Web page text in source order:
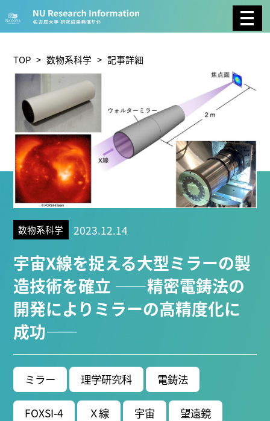
CATEGORY
環境学 生物学
複合領域
農学 化学 医歯薬学
工学 情報学 数物系科学
人文学
TAG
(177)
生命農学研究科 (116)
トランスフォーマティ
ブ生命分子研究所 (75)
環境学研究科 (67)
宇宙地球
環境研究所 (63)
未来材料・システム研究所 (61)
報学研究科 (47)
植物 (33) 機械学習 (31)
高等
研究院 (26)
境医学研究所 (23)
宇宙 (21)
創薬科学研究科 (20)
シロイヌナズ
ナ (19)
オーロラ (17)
Research VIDEOS
TOP >数物系科学 > 記事詳細
数物系科学 2023.12.14
宇宙X線を捉える大型ミラーの製
造技術を確立 ――精密電鋳法の
開発によりミラーの高精度化に
成功――
ミラー 理学研究科 電鋳法
FOXSI-4 Ｘ線 宇宙 望遠鏡